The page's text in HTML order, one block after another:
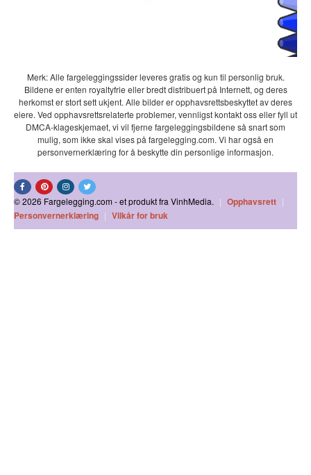
Merk: Alle fargeleggingssider leveres gratis og kun til personlig bruk.
Bildene er enten royaltyfrie eller bredt distribuert på Internett, og deres
herkomst er stort sett ukjent. Alle bilder er opphavsrettsbeskyttet av deres
eiere. Ved opphavsrettsrelaterte problemer, vennligst kontakt oss eller fyll ut
DMCA-klageskjemaet, vi vil fjerne fargeleggingsbildene så snart som
mulig, som ikke skal vises på fargelegging.com. Vi har også en
personvernerklæring for å beskytte din personlige informasjon.
© 2026 Fargelegging.com - et produkt fra VinhMedia. | Opphavsrett |
Personvernerklæring | Vilkår for bruk